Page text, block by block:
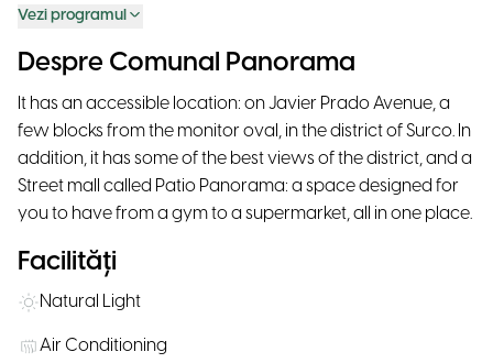
Vezi programul
Despre Comunal Panorama
It has an accessible location: on Javier Prado Avenue, a
few blocks from the monitor oval, in the district of Surco. In
addition, it has some of the best views of the district, and a
Street mall called Patio Panorama: a space designed for
you to have from a gym to a supermarket, all in one place.
Facilități
Natural Light
Air Conditioning